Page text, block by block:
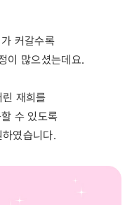
커갈수록
이 많으셨는데요.
재희를
수 있도록
였습니다.